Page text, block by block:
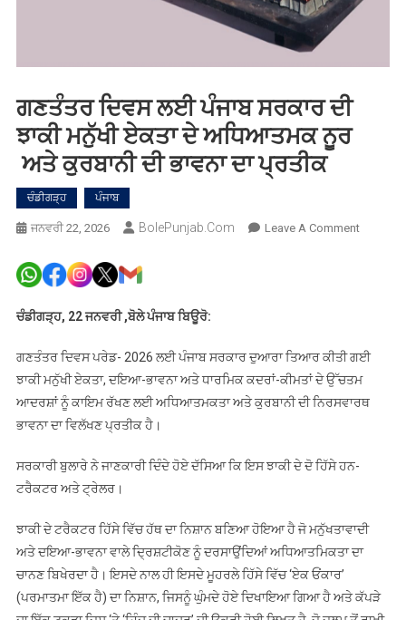
ਗਣਤੰਤਰ ਦਿਵਸ ਲਈ ਪੰਜਾਬ ਸਰਕਾਰ ਦੀ
ਝਾਕੀ ਮਨੁੱਖੀ ਏਕਤਾ ਦੇ ਅਧਿਆਤਮਕ ਨੂਰ
ਅਤੇ ਕੁਰਬਾਨੀ ਦੀ ਭਾਵਨਾ ਦਾ ਪ੍ਰਤੀਕ
ਚੰਡੀਗੜ੍ਹ ਪੰਜਾਬ
ਜਨਵਰੀ 22, 2026 BolePunjab.com Leave A CommentOn
ਦੀ
ਝਾਕੀ
ਕੁਰਬਾਨੀ
ਭਾਵਨਾ
ਪ੍ਰਤੀਕ
ਚੰਡੀਗੜ੍ਹ, 22 ਜਨਵਰੀ ,ਬੋਲੇ ਪੰਜਾਬ ਬਿਊਰੋ:
ਗਣਤੰਤਰ ਦਿਵਸ ਪਰੇਡ- 2026 ਲਈ ਪੰਜਾਬ ਸਰਕਾਰ ਦੁਆਰਾ ਤਿਆਰ ਕੀਤੀ ਗਈ
ਝਾਕੀ ਮਨੁੱਖੀ ਏਕਤਾ, ਦਇਆ-ਭਾਵਨਾ ਅਤੇ ਧਾਰਮਿਕ ਕਦਰਾਂ-ਕੀਮਤਾਂ ਦੇ ਉੱਚਤਮ
ਆਦਰਸ਼ਾਂ ਨੂੰ ਕਾਇਮ ਰੱਖਣ ਲਈ ਅਧਿਆਤਮਕਤਾ ਅਤੇ ਕੁਰਬਾਨੀ ਦੀ ਨਿਰਸਵਾਰਥ
ਭਾਵਨਾ ਦਾ ਵਿਲੱਖਣ ਪ੍ਰਤੀਕ ਹੈ।
ਸਰਕਾਰੀ ਬੁਲਾਰੇ ਨੇ ਜਾਣਕਾਰੀ ਦਿੰਦੇ ਹੋਏ ਦੱਸਿਆ ਕਿ ਇਸ ਝਾਕੀ ਦੇ ਦੋ ਹਿੱਸੇ ਹਨ-
ਟਰੈਕਟਰ ਅਤੇ ਟ੍ਰੇਲਰ।
ਝਾਕੀ ਦੇ ਟਰੈਕਟਰ ਹਿੱਸੇ ਵਿੱਚ ਹੱਥ ਦਾ ਨਿਸ਼ਾਨ ਬਣਿਆ ਹੋਇਆ ਹੈ ਜੋ ਮਨੁੱਖਤਾਵਾਦੀ
ਅਤੇ ਦਇਆ-ਭਾਵਨਾ ਵਾਲੇ ਦ੍ਰਿਸ਼ਟੀਕੋਣ ਨੂੰ ਦਰਸਾਉਂਦਿਆਂ ਅਧਿਆਤਮਿਕਤਾ ਦਾ
ਚਾਨਣ ਬਿਖੇਰਦਾ ਹੈ। ਇਸਦੇ ਨਾਲ ਹੀ ਇਸਦੇ ਮੂਹਰਲੇ ਹਿੱਸੇ ਵਿੱਚ ‘ਏਕ ਓਂਕਾਰ’
(ਪਰਮਾਤਮਾ ਇੱਕ ਹੈ) ਦਾ ਨਿਸ਼ਾਨ, ਜਿਸਨੂੰ ਘੁੰਮਦੇ ਹੋਏ ਦਿਖਾਇਆ ਗਿਆ ਹੈ ਅਤੇ ਕੱਪੜੇ